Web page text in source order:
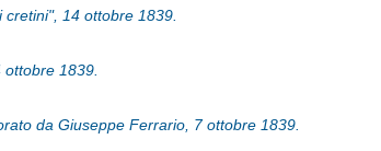
14 ottobre 1839.
1839.
da Giuseppe Ferrario, 7 ottobre 1839.